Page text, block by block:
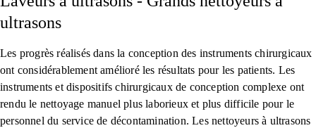
ultrasons
Les progrès réalisés dans la conception des instruments chirurgicaux
ont considérablement amélioré les résultats pour les patients. Les
instruments et dispositifs chirurgicaux de conception complexe ont
rendu le nettoyage manuel plus laborieux et plus difficile pour le
personnel du service de décontamination. Les nettoyeurs à ultrasons